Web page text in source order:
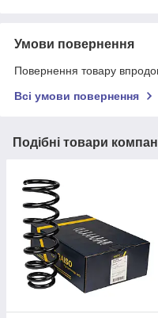
Умови повернення
Повернення товару
Всі умови повернення
Подібні товари